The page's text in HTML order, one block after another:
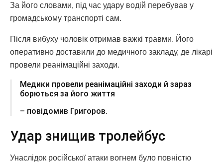
За його словами, під час удару водій перебував у
громадському транспорті сам.
Після вибуху чоловік отримав важкі травми. Його
оперативно доставили до медичного закладу, де лікарі
провели реанімаційні заходи.
Медики провели реанімаційні заходи й зараз
борються за його життя
– повідомив Григоров.
Удар знищив тролейбус
Унаслідок російської атаки вогнем було повністю